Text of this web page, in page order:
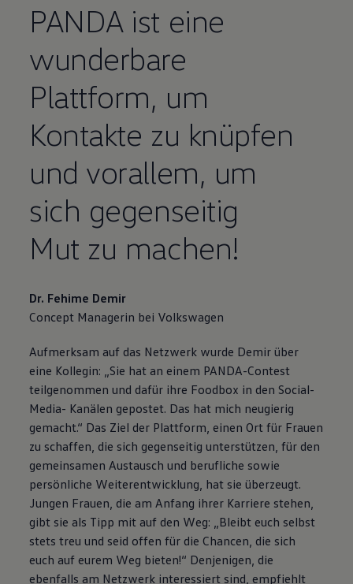
PANDA ist eine
wunderbare
Plattform, um
Kontakte zu knüpfen
und vorallem, um
sich gegenseitig
Mut zu machen!
Dr. Fehime Demir
Concept Managerin bei Volkswagen
Aufmerksam auf das Netzwerk wurde Demir über
eine Kollegin: „Sie hat an einem PANDA-Contest
teilgenommen und dafür ihre Foodbox in den Social-
Media- Kanälen gepostet. Das hat mich neugierig
gemacht.“ Das Ziel der Plattform, einen Ort für Frauen
zu schaffen, die sich gegenseitig unterstützen, für den
gemeinsamen Austausch und berufliche sowie
persönliche Weiterentwicklung, hat sie überzeugt.
Jungen Frauen, die am Anfang ihrer Karriere stehen,
gibt sie als Tipp mit auf den Weg: „Bleibt euch selbst
stets treu und seid offen für die Chancen, die sich
euch auf eurem Weg bieten!“ Denjenigen, die
ebenfalls am Netzwerk interessiert sind, empfiehlt